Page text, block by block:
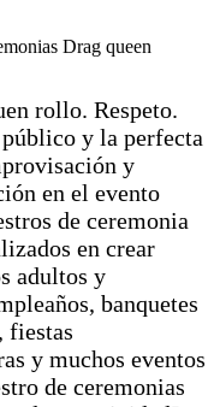
Drag queen
rollo. Respeto.
y la perfecta
y
en el evento
de ceremonia
en crear
adultos y
banquetes
, fiestas
y muchos eventos
de ceremonias